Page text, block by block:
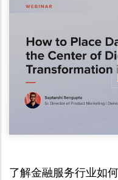
了解金融服务行业如